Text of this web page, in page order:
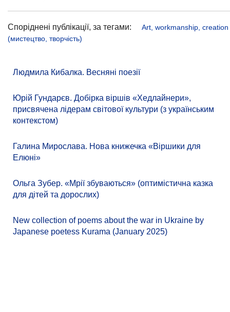
Споріднені публікації, за тегами:
Art, workmanship, creation
(мистецтво, творчість)
Людмила Кибалка. Весняні поезії
Юрій Гундарєв. Добірка віршів «Хедлайнери»,
присвячена лідерам світової культури (з українським
контекстом)
Галина Мирослава. Нова книжечка «Віршики для
Елюні»
Ольга Зубер. «Мрії збуваються» (оптимістична казка
для дітей та дорослих)
New collection of poems about the war in Ukraine by
Japanese poetess Kurama (January 2025)